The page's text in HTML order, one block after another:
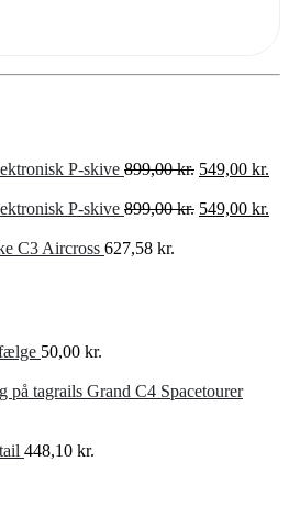
P-skive 899,00kr. Den
pris
549,00 kr.
P-skive 899,00kr. Den
549,00 kr.
C3 Aircross 627,58 kr.
50,00 kr.
på tagrails Grand C4 Spacetourer
448,10 kr.